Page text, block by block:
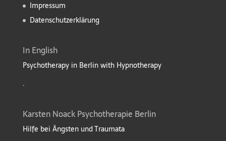
Impressum
Datenschutzerklärung
In English
Psychotherapy in Berlin with Hypnotherapy
.
Karsten Noack Psychotherapie Berlin
Hilfe bei Ängsten und Traumata